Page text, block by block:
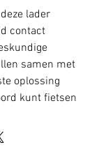
lader
contact
samen met
oplossing
kunt fietsen